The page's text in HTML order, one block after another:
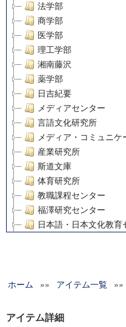
法学部
商学部
医学部
理工学部
湘南藤沢
薬学部
日吉紀要
メディアセンター
言語文化研究所
メディア・コミュニ
産業研究所
斯道文庫
体育研究所
教職課程センター
福澤研究センター
日本語・日本文化教育
グローバルリサーチイ
科学研究費補助金研究
ホーム »» アイテム一覧
アイテム詳細